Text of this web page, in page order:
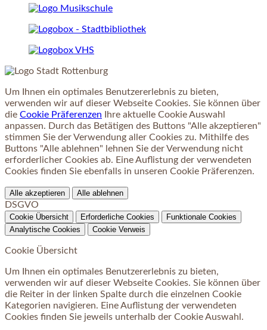
Um Ihnen ein optimales Benutzererlebnis zu bieten,
verwenden wir auf dieser Webseite Cookies. Sie können über
die Cookie Präferenzen Ihre aktuelle Cookie Auswahl
anpassen. Durch das Betätigen des Buttons "Alle akzeptieren"
stimmen Sie der Verwendung aller Cookies zu. Mithilfe des
Buttons "Alle ablehnen" lehnen Sie der Verwendung nicht
erforderlicher Cookies ab. Eine Auflistung der verwendeten
Cookies finden Sie ebenfalls in unseren Cookie Präferenzen.
Alle akzeptieren Alle ablehnen
DSGVO
Cookie Übersicht Erforderliche Cookies
Funktionale Cookies
Analytische Cookies
Cookie Verweis
Cookie Übersicht
Um Ihnen ein optimales Benutzererlebnis zu bieten,
verwenden wir auf dieser Webseite Cookies. Sie können über
die Reiter in der linken Spalte durch die einzelnen Cookie
Kategorien navigieren. Eine Auflistung der verwendeten
Cookies finden Sie jeweils unterhalb der Cookie Auswahl.